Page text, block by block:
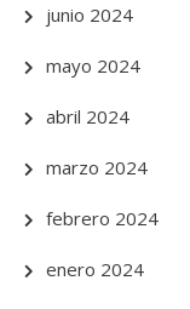
junio 2024
mayo 2024
abril 2024
marzo 2024
febrero 2024
enero 2024